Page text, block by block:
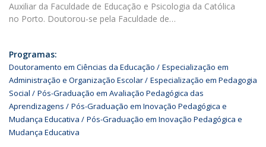
Auxiliar da Faculdade de Educação e Psicologia da Católica
no Porto. Doutorou-se pela Faculdade de…
Programas:
Doutoramento em Ciências da Educação
Especialização em
Administração e Organização Escolar
Especialização em Pedagogia
Social
Pós-Graduação em Avaliação Pedagógica das
Aprendizagens
Pós-Graduação em Inovação Pedagógica e
Mudança Educativa
Pós-Graduação em Inovação Pedagógica e
Mudança Educativa